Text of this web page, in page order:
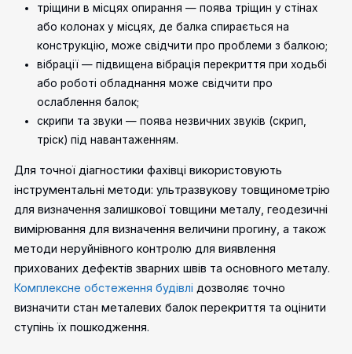
тріщини в місцях опирання — поява тріщин у стінах
або колонах у місцях, де балка спирається на
конструкцію, може свідчити про проблеми з балкою;
вібрації — підвищена вібрація перекриття при ходьбі
або роботі обладнання може свідчити про
ослаблення балок;
скрипи та звуки — поява незвичних звуків (скрип,
тріск) під навантаженням.
Для точної діагностики фахівці використовують
інструментальні методи: ультразвукову товщинометрію
для визначення залишкової товщини металу, геодезичні
вимірювання для визначення величини прогину, а також
методи неруйнівного контролю для виявлення
прихованих дефектів зварних швів та основного металу.
Комплексне обстеження будівлі дозволяє точно
визначити стан металевих балок перекриття та оцінити
ступінь їх пошкодження.